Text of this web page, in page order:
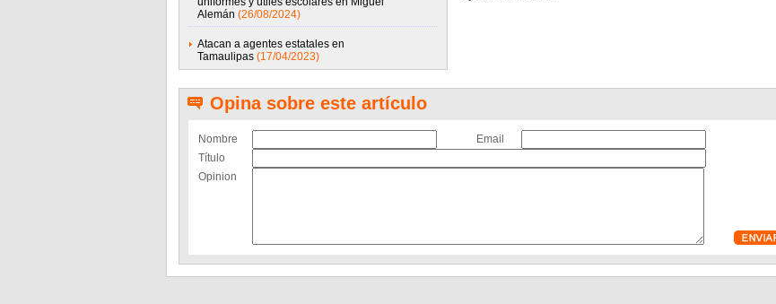
Alemán (26/08/2024)
Atacan a agentes estatales en
Tamaulipas (17/04/2023)
Opina sobre este artículo
Nombre
Email
Título
Opinion